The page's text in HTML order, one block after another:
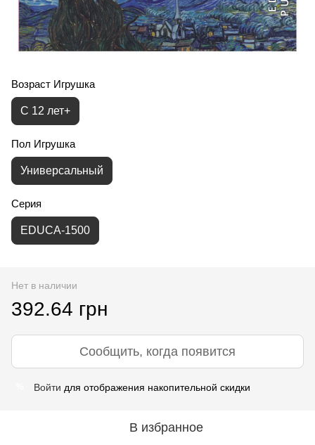
Возраст Игрушка
С 12 лет+
Пол Игрушка
Универсальный
Серия
EDUCA-1500
Нет в наличии
392.64 грн
Сообщить, когда появится
Войти для отображения накопительной скидки
В избранное